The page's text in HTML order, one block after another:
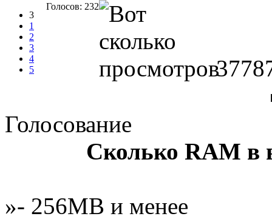
3
1
2
3
4
5
Голосов: 232
Голосование
Сколько RAM
»- 256MB и менее